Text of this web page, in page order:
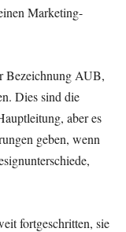
Marketing-
Bezeichnung AUB,
Dies sind die
aber es
geben, wenn
fortgeschritten, sie